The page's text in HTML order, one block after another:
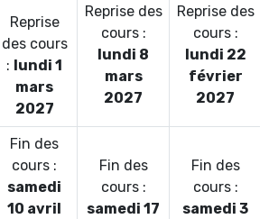
Reprise
des cours
: lundi 1
mars
2027
Reprise des
cours :
lundi 8
mars
2027
Reprise des
cours :
lundi 22
février
2027
Fin des
cours :
samedi
10 avril
Fin des
cours :
samedi 17
Fin des
cours :
samedi 3